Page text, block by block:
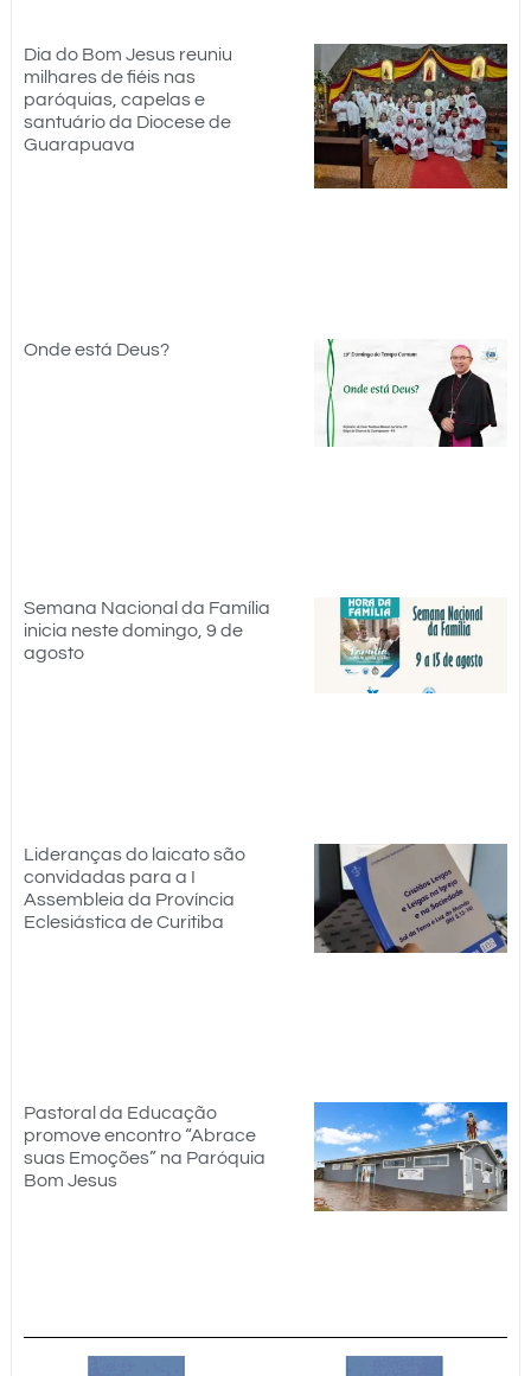
Dia do Bom Jesus reuniu
milhares de fiéis nas
paróquias, capelas e
santuário da Diocese de
Guarapuava
Onde está Deus?
Semana Nacional da Família
inicia neste domingo, 9 de
agosto
Lideranças do laicato são
convidadas para a I
Assembleia da Província
Eclesiástica de Curitiba
Pastoral da Educação
promove encontro “Abrace
suas Emoções” na Paróquia
Bom Jesus